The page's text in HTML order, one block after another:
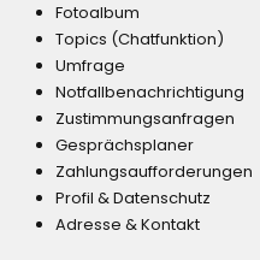
Fotoalbum
Topics (Chatfunktion)
Umfrage
Notfallbenachrichtigung
Zustimmungsanfragen
Gesprächsplaner
Zahlungsaufforderungen
Profil & Datenschutz
Adresse & Kontakt